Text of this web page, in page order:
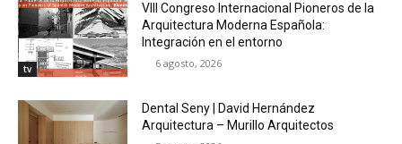
tv
VIII Congreso Internacional Pioneros de la
Arquitectura Moderna Española:
Integración en el entorno
6 agosto, 2026
Dental Seny | David Hernández
Arquitectura – Murillo Arquitectos